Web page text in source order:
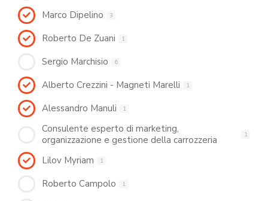
Marco Dipelino 3
Roberto De Zuani 1
Sergio Marchisio 6
Alberto Crezzini - Magneti Marelli 1
Alessandro Manuli 1
Consulente esperto di marketing,
organizzazione e gestione della carrozzeria
1
Lilov Myriam 1
Roberto Campolo 1